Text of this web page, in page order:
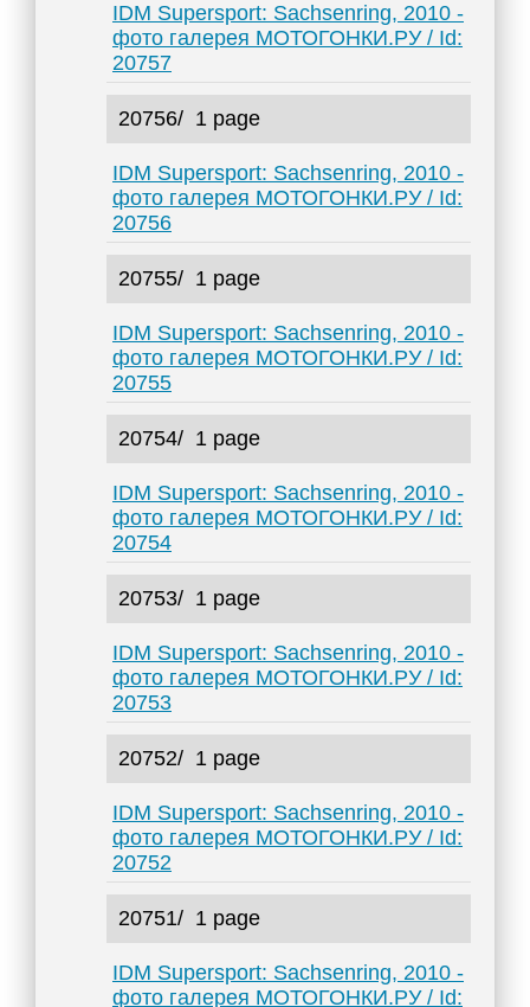
IDM Supersport: Sachsenring, 2010 -
фото галерея МОТОГОНКИ.РУ / Id:
20757
20756/ 1 page
IDM Supersport: Sachsenring, 2010 -
фото галерея МОТОГОНКИ.РУ / Id:
20756
20755/ 1 page
IDM Supersport: Sachsenring, 2010 -
фото галерея МОТОГОНКИ.РУ / Id:
20755
20754/ 1 page
IDM Supersport: Sachsenring, 2010 -
фото галерея МОТОГОНКИ.РУ / Id:
20754
20753/ 1 page
IDM Supersport: Sachsenring, 2010 -
фото галерея МОТОГОНКИ.РУ / Id:
20753
20752/ 1 page
IDM Supersport: Sachsenring, 2010 -
фото галерея МОТОГОНКИ.РУ / Id:
20752
20751/ 1 page
IDM Supersport: Sachsenring, 2010 -
фото галерея МОТОГОНКИ.РУ / Id: